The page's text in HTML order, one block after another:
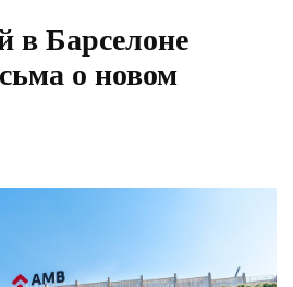
в Барселоне
о новом